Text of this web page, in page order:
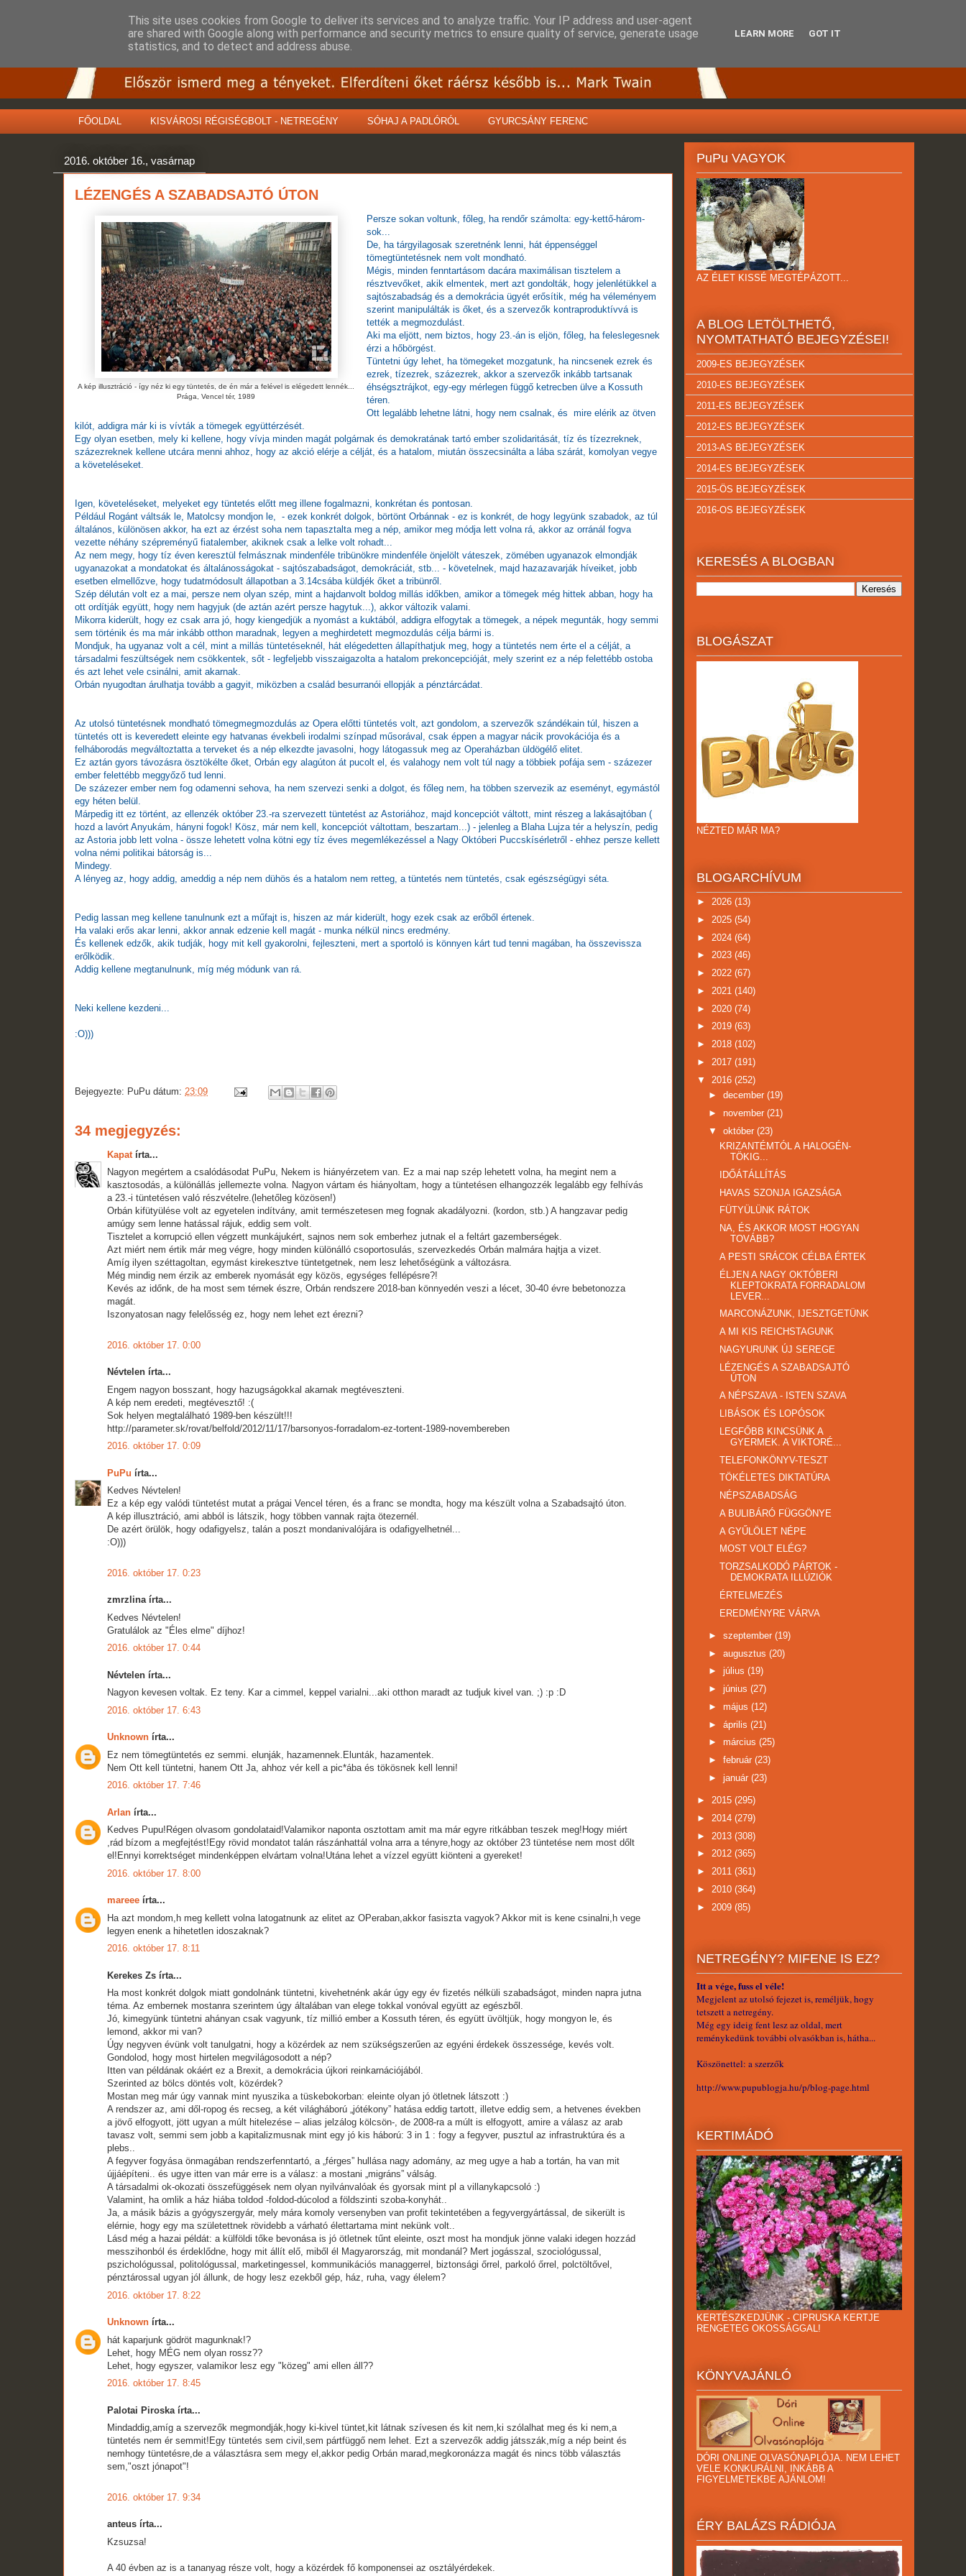
FŐOLDAL KISVÁROSI RÉGISÉGBOLT - NETREGÉNY SÓHAJ A PADLÓRÓL GYURCSÁNY FERENC
2016. október 16., vasárnap
LÉZENGÉS A SZABADSAJTÓ ÚTON
A kép illusztráció - így néz ki egy tüntetés, de én már a felével is elégedett lennék...
Prága, Vencel tér, 1989
Persze sokan voltunk, főleg, ha rendőr számolta: egy-kettő-három-
sok...
De, ha tárgyilagosak szeretnénk lenni, hát éppenséggel
tömegtüntetésnek nem volt mondható.
Mégis, minden fenntartásom dacára maximálisan tisztelem a
résztvevőket, akik elmentek, mert azt gondolták, hogy jelenlétükkel a
sajtószabadság és a demokrácia ügyét erősítik, még ha véleményem
szerint manipulálták is őket, és a szervezők kontraproduktívvá is
tették a megmozdulást.
Aki ma eljött, nem biztos, hogy 23.-án is eljön, főleg, ha feleslegesnek
érzi a hőbörgést.
Tüntetni úgy lehet, ha tömegeket mozgatunk, ha nincsenek ezrek és
ezrek, tízezrek, százezrek, akkor a szervezők inkább tartsanak
éhségsztrájkot, egy-egy mérlegen függő ketrecben ülve a Kossuth
téren.
Ott legalább lehetne látni, hogy nem csalnak, és mire elérik az ötven
kilót, addigra már ki is vívták a tömegek együttérzését.
Egy olyan esetben, mely ki kellene, hogy vívja minden magát polgárnak és demokratának tartó ember szolidaritását, tíz és tízezreknek,
százezreknek kellene utcára menni ahhoz, hogy az akció elérje a célját, és a hatalom, miután összecsinálta a lába szárát, komolyan vegye
a követeléseket.
Igen, követeléseket, melyeket egy tüntetés előtt meg illene fogalmazni, konkrétan és pontosan.
Például Rogánt váltsák le, Matolcsy mondjon le, - ezek konkrét dolgok, börtönt Orbánnak - ez is konkrét, de hogy legyünk szabadok, az túl
általános, különösen akkor, ha ezt az érzést soha nem tapasztalta meg a nép, amikor meg módja lett volna rá, akkor az orránál fogva
vezette néhány szépreményű fiatalember, akiknek csak a lelke volt rohadt...
Az nem megy, hogy tíz éven keresztül felmásznak mindenféle tribünökre mindenféle önjelölt váteszek, zömében ugyanazok elmondják
ugyanazokat a mondatokat és általánosságokat - sajtószabadságot, demokráciát, stb... - követelnek, majd hazazavarják híveiket, jobb
esetben elmellőzve, hogy tudatmódosult állapotban a 3.14csába küldjék őket a tribünről.
Szép délután volt ez a mai, persze nem olyan szép, mint a hajdanvolt boldog millás időkben, amikor a tömegek még hittek abban, hogy ha
ott ordítják együtt, hogy nem hagyjuk (de aztán azért persze hagytuk...), akkor változik valami.
Mikorra kiderült, hogy ez csak arra jó, hogy kiengedjük a nyomást a kuktából, addigra elfogytak a tömegek, a népek megunták, hogy semmi
sem történik és ma már inkább otthon maradnak, legyen a meghirdetett megmozdulás célja bármi is.
Mondjuk, ha ugyanaz volt a cél, mint a millás tüntetéseknél, hát elégedetten állapíthatjuk meg, hogy a tüntetés nem érte el a célját, a
társadalmi feszültségek nem csökkentek, sőt - legfeljebb visszaigazolta a hatalom prekoncepcióját, mely szerint ez a nép felettébb ostoba
és azt lehet vele csinálni, amit akarnak.
Orbán nyugodtan árulhatja tovább a gagyit, miközben a család besurranói ellopják a pénztárcádat.
Az utolsó tüntetésnek mondható tömegmegmozdulás az Opera előtti tüntetés volt, azt gondolom, a szervezők szándékain túl, hiszen a
tüntetés ott is keveredett eleinte egy hatvanas évekbeli irodalmi színpad műsorával, csak éppen a magyar nácik provokációja és a
felháborodás megváltoztatta a terveket és a nép elkezdte javasolni, hogy látogassuk meg az Operaházban üldögélő elitet.
Ez aztán gyors távozásra ösztökélte őket, Orbán egy alagúton át pucolt el, és valahogy nem volt túl nagy a többiek pofája sem - százezer
ember felettébb meggyőző tud lenni.
De százezer ember nem fog odamenni sehova, ha nem szervezi senki a dolgot, és főleg nem, ha többen szervezik az eseményt, egymástól
egy héten belül.
Márpedig itt ez történt, az ellenzék október 23.-ra szervezett tüntetést az Astoriához, majd koncepciót váltott, mint részeg a lakásajtóban (
hozd a lavórt Anyukám, hányni fogok! Kösz, már nem kell, koncepciót váltottam, beszartam...) - jelenleg a Blaha Lujza tér a helyszín, pedig
az Astoria jobb lett volna - össze lehetett volna kötni egy tíz éves megemlékezéssel a Nagy Októberi Puccskísérletről - ehhez persze kellett
volna némi politikai bátorság is...
Mindegy.
A lényeg az, hogy addig, ameddig a nép nem dühös és a hatalom nem retteg, a tüntetés nem tüntetés, csak egészségügyi séta.
Pedig lassan meg kellene tanulnunk ezt a műfajt is, hiszen az már kiderült, hogy ezek csak az erőből értenek.
Ha valaki erős akar lenni, akkor annak edzenie kell magát - munka nélkül nincs eredmény.
És kellenek edzők, akik tudják, hogy mit kell gyakorolni, fejleszteni, mert a sportoló is könnyen kárt tud tenni magában, ha összevissza
erőlködik.
Addig kellene megtanulnunk, míg még módunk van rá.
Neki kellene kezdeni...
:O)))
Bejegyezte: PuPu dátum: 23:09
34 megjegyzés:
Kapat írta...
Nagyon megértem a csalódásodat PuPu, Nekem is hiányérzetem van. Ez a mai nap szép lehetett volna, ha megint nem a
kasztosodás, a különállás jellemezte volna. Nagyon vártam és hiányoltam, hogy a tüntetésen elhangozzék legalább egy felhívás
a 23.-i tüntetésen való részvételre.(lehetőleg közösen!)
Orbán kifütyülése volt az egyetelen indítvány, amit természetesen meg fognak akadályozni. (kordon, stb.) A hangzavar pedig
amúgy sem lenne hatással rájuk, eddig sem volt.
Tisztelet a korrupció ellen végzett munkájukért, sajnos nem sok emberhez jutnak el a feltárt gazemberségek.
Azt miért nem értik már meg végre, hogy minden különálló csoportosulás, szervezkedés Orbán malmára hajtja a vizet.
Amíg ilyen széttagoltan, egymást kirekesztve tüntetgetnek, nem lesz lehetőségünk a változásra.
Még mindig nem érzik az emberek nyomását egy közös, egységes fellépésre?!
Kevés az időnk, de ha most sem térnek észre, Orbán rendszere 2018-ban könnyedén veszi a lécet, 30-40 évre bebetonozza
magát.
Iszonyatosan nagy felelősség ez, hogy nem lehet ezt érezni?
2016. október 17. 0:00
Névtelen írta...
Engem nagyon bosszant, hogy hazugságokkal akarnak megtéveszteni.
A kép nem eredeti, megtévesztő! :(
Sok helyen megtalálható 1989-ben készült!!!
http://parameter.sk/rovat/belfold/2012/11/17/barsonyos-forradalom-ez-tortent-1989-novembereben
2016. október 17. 0:09
PuPu írta...
Kedves Névtelen!
Ez a kép egy valódi tüntetést mutat a prágai Vencel téren, és a franc se mondta, hogy ma készült volna a Szabadsajtó úton.
A kép illusztráció, ami abból is látszik, hogy többen vannak rajta ötezernél.
De azért örülök, hogy odafigyelsz, talán a poszt mondanivalójára is odafigyelhetnél...
:O)))
2016. október 17. 0:23
zmrzlina írta...
Kedves Névtelen!
Gratulálok az "Éles elme" díjhoz!
2016. október 17. 0:44
Névtelen írta...
Nagyon kevesen voltak. Ez teny. Kar a cimmel, keppel varialni...aki otthon maradt az tudjuk kivel van. ;) :p :D
2016. október 17. 6:43
Unknown írta...
Ez nem tömegtüntetés ez semmi. elunják, hazamennek.Elunták, hazamentek.
Nem Ott kell tüntetni, hanem Ott Ja, ahhoz vér kell a pic*ába és tökösnek kell lenni!
2016. október 17. 7:46
Arlan írta...
Kedves Pupu!Régen olvasom gondolataid!Valamikor naponta osztottam amit ma már egyre ritkábban teszek meg!Hogy miért
,rád bízom a megfejtést!Egy rövid mondatot talán rászánhattál volna arra a tényre,hogy az október 23 tüntetése nem most dőlt
el!Ennyi korrektséget mindenképpen elvártam volna!Utána lehet a vízzel együtt kiönteni a gyereket!
2016. október 17. 8:00
mareee írta...
Ha azt mondom,h meg kellett volna latogatnunk az elitet az OPeraban,akkor fasiszta vagyok? Akkor mit is kene csinalni,h vege
legyen enenk a hihetetlen idoszaknak?
2016. október 17. 8:11
Kerekes Zs írta...
Ha most konkrét dolgok miatt gondolnánk tüntetni, kivehetnénk akár úgy egy év fizetés nélküli szabadságot, minden napra jutna
téma. Az embernek mostanra szerintem úgy általában van elege tokkal vonóval együtt az egészből.
Jó, kimegyünk tüntetni ahányan csak vagyunk, tíz millió ember a Kossuth téren, és együtt üvöltjük, hogy mongyon le, és
lemond, akkor mi van?
Úgy negyven évünk volt tanulgatni, hogy a közérdek az nem szükségszerűen az egyéni érdekek összessége, kevés volt.
Gondolod, hogy most hirtelen megvilágosodott a nép?
Itten van példának okáért ez a Brexit, a demokrácia újkori reinkarnációjából.
Szerinted az bölcs döntés volt, közérdek?
Mostan meg már úgy vannak mint nyuszika a tüskebokorban: eleinte olyan jó ötletnek látszott :)
A rendszer az, ami dől-ropog és recseg, a két világháború „jótékony” hatása eddig tartott, illetve eddig sem, a hetvenes években
a jövő elfogyott, jött ugyan a múlt hitelezése – alias jelzálog kölcsön-, de 2008-ra a múlt is elfogyott, amire a válasz az arab
tavasz volt, semmi sem jobb a kapitalizmusnak mint egy jó kis háború: 3 in 1 : fogy a fegyver, pusztul az infrastruktúra és a
plebs..
A fegyver fogyása önmagában rendszerfenntartó, a „férges” hullása nagy adomány, az meg ugye a hab a tortán, ha van mit
újjáépíteni.. és ugye itten van már erre is a válasz: a mostani „migráns” válság.
A társadalmi ok-okozati összefüggések nem olyan nyilvánvalóak és gyorsak mint pl a villanykapcsoló :)
Valamint, ha omlik a ház hiába toldod -foldod-dúcolod a földszinti szoba-konyhát..
Ja, a másik bázis a gyógyszergyár, mely mára komoly versenyben van profit tekintetében a fegyvergyártással, de sikerült is
elérnie, hogy egy ma születettnek rövidebb a várható élettartama mint nekünk volt..
Lásd még a hazai példát: a külföldi tőke bevonása is jó ötletnek tűnt eleinte, oszt most ha mondjuk jönne valaki idegen hozzád
messzihonból és érdeklődne, hogy mit állít elő, miből él Magyarország, mit mondanál? Mert jogásszal, szociológussal,
pszichológussal, politológussal, marketingessel, kommunikációs managgerrel, biztonsági őrrel, parkoló őrrel, polctöltővel,
pénztárossal ugyan jól állunk, de hogy lesz ezekből gép, ház, ruha, vagy élelem?
2016. október 17. 8:22
Unknown írta...
hát kaparjunk gödröt magunknak!?
Lehet, hogy MÉG nem olyan rossz??
Lehet, hogy egyszer, valamikor lesz egy "közeg" ami ellen áll??
2016. október 17. 8:45
Palotai Piroska írta...
Mindaddig,amíg a szervezők megmondják,hogy ki-kivel tüntet,kit látnak szívesen és kit nem,ki szólalhat meg és ki nem,a
tüntetés nem ér semmit!Egy tüntetés sem civil,sem pártfüggő nem lehet. Ezt a szervezők addig játsszák,míg a nép beint és
nemhogy tüntetésre,de a választásra sem megy el,akkor pedig Orbán marad,megkoronázza magát és nincs több választás
sem,"oszt jónapot"!
2016. október 17. 9:34
anteus írta...
Kzsuzsa!
A 40 évben az is a tananyag része volt, hogy a közérdek fő komponensei az osztályérdekek.
PuPu VAGYOK
AZ ÉLET KISSÉ MEGTÉPÁZOTT...
A BLOG LETÖLTHETŐ,
NYOMTATHATÓ BEJEGYZÉSEI!
2009-ES BEJEGYZÉSEK
2010-ES BEJEGYZÉSEK
2011-ES BEJEGYZÉSEK
2012-ES BEJEGYZÉSEK
2013-AS BEJEGYZÉSEK
2014-ES BEJEGYZÉSEK
2015-ÖS BEJEGYZÉSEK
2016-OS BEJEGYZÉSEK
KERESÉS A BLOGBAN
BLOGÁSZAT
NÉZTED MÁR MA?
BLOGARCHÍVUM
► 2026 (13)
► 2025 (54)
► 2024 (64)
► 2023 (46)
► 2022 (67)
► 2021 (140)
► 2020 (74)
► 2019 (63)
► 2018 (102)
► 2017 (191)
▼ 2016 (252)
► december (19)
► november (21)
▼ október (23)
KRIZANTÉMTÓL A HALOGÉN-
TÖKIG...
IDŐÁTÁLLÍTÁS
HAVAS SZONJA IGAZSÁGA
FÜTYÜLÜNK RÁTOK
NA, ÉS AKKOR MOST HOGYAN
TOVÁBB?
A PESTI SRÁCOK CÉLBA ÉRTEK
ÉLJEN A NAGY OKTÓBERI
KLEPTOKRATA FORRADALOM
LEVER...
MARCONÁZUNK, IJESZTGETÜNK
A MI KIS REICHSTAGUNK
NAGYURUNK ÚJ SEREGE
LÉZENGÉS A SZABADSAJTÓ
ÚTON
A NÉPSZAVA - ISTEN SZAVA
LIBÁSOK ÉS LOPÓSOK
LEGFŐBB KINCSÜNK A
GYERMEK. A VIKTORÉ...
TELEFONKÖNYV-TESZT
TÖKÉLETES DIKTATÚRA
NÉPSZABADSÁG
A BULIBÁRÓ FÜGGÖNYE
A GYŰLÖLET NÉPE
MOST VOLT ELÉG?
TORZSALKODÓ PÁRTOK -
DEMOKRATA ILLÚZIÓK
ÉRTELMEZÉS
EREDMÉNYRE VÁRVA
► szeptember (19)
► augusztus (20)
► július (19)
► június (27)
► május (12)
► április (21)
► március (25)
► február (23)
► január (23)
► 2015 (295)
► 2014 (279)
► 2013 (308)
► 2012 (365)
► 2011 (361)
► 2010 (364)
► 2009 (85)
NETREGÉNY? MIFENE IS EZ?
Itt a vége, fuss el véle!
Megjelent az utolsó fejezet is, reméljük, hogy
tetszett a netregény.
Még egy ideig fent lesz az oldal, mert
reménykedünk további olvasókban is, hátha...
Köszönettel: a szerzők
http://www.pupublogja.hu/p/blog-page.html
KERTIMÁDÓ
KERTÉSZKEDJÜNK - CIPRUSKA KERTJE
RENGETEG OKOSSÁGGAL!
KÖNYVAJÁNLÓ
DÓRI ONLINE OLVASÓNAPLÓJA. NEM LEHET
VELE KONKURÁLNI, INKÁBB A
FIGYELMETEKBE AJÁNLOM!
ÉRY BALÁZS RÁDIÓJA
This site uses cookies from Google to deliver its services and to analyze traffic. Your IP address and user-agent
are shared with Google along with performance and security metrics to ensure quality of service, generate usage
statistics, and to detect and address abuse.
LEARN MORE GOT IT